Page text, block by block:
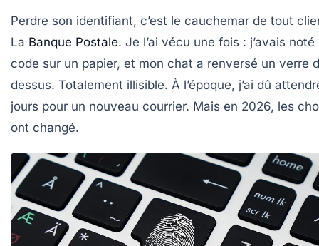
Perdre son identifiant, c’est le cauchemar de tout
La Banque Postale. Je l’ai vécu une fois : j’avais noté
code sur un papier, et mon chat a renversé un verre
dessus. Totalement illisible. À l’époque, j’ai dû
jours pour un nouveau courrier. Mais en 2026, les
ont changé.